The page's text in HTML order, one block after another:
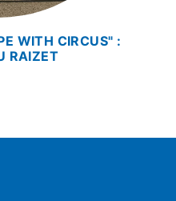
WITH CIRCUS" :
RAIZET